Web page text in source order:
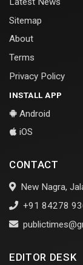
Sitemap
About
Terms
Privacy Policy
INSTALL APP
Android
iOS
CONTACT
New Nagra,
+91 84278
EDITOR DESK